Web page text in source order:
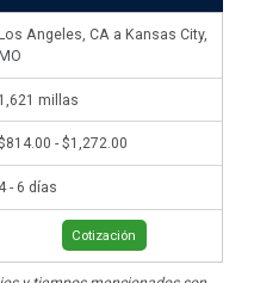
Los Angeles, CA a Kansas City,
MO
1,621 millas
- $1,272.00
4 - 6 días
Cotización